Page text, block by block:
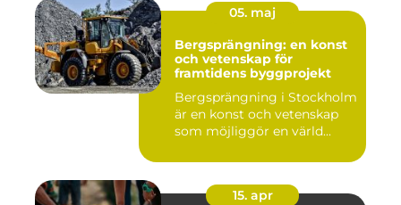
05. maj
Bergsprängning: en konst
och vetenskap för
framtidens byggprojekt
Bergsprängning i Stockholm
är en konst och vetenskap
som möjliggör en värld...
15. apr